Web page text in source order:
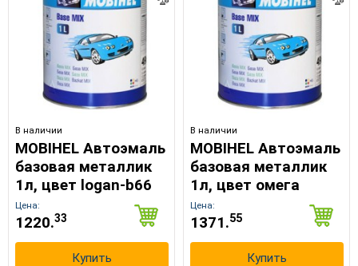
Выберите язык магазина ×
В наличии
MOBIHEL Автоэмаль
базовая металлик
1л, цвет logan-b66
Цена:
1220.33
Купить
В наличии
MOBIHEL Автоэмаль
базовая металлик
1л, цвет омега
Цена:
1371.55
Купить